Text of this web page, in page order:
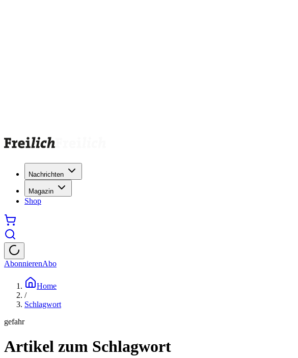
Nachrichten
Magazin
Shop
AbonnierenAbo
Home
/
Schlagwort
gefahr
Artikel zum Schlagwort